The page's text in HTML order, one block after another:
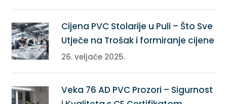
Cijena PVC Stolarije u Puli – Što Sve
Utječe na Trošak i formiranje cijene
26. veljače 2025.
Veka 76 AD PVC Prozori – Sigurnost